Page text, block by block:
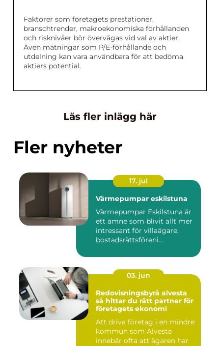
Faktorer som företagets prestationer,
branschtrender, makroekonomiska förhållanden
och risknivåer bör övervägas vid val av aktier.
Även mätningar som P/E-förhållande och
utdelning kan vara användbara för att bedöma
aktiers potential.
Läs fler inlägg här
Fler nyheter
17. jul
Värmepumpar eskilstuna
Värmepumpar Eskilstuna är
ett ämne som blivit allt mer
intressant för villaägare,
bostadsrättsföreni...
03. jun
Redovisningsbyrå alvesta
så hittar du rätt partner för
företagets ekonomi
Att driva företag i en mindre
kommun som Alvesta
innebär ofta att ägaren har